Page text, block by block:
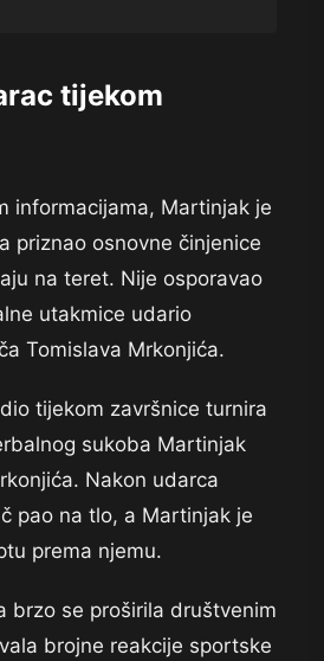
tijekom
informacijama, Martinjak je
priznao osnovne činjenice
na teret. Nije osporavao
utakmice udario
Tomislava Mrkonjića.
tijekom završnice turnira
sukoba Martinjak
Nakon udarca
pao na tlo, a Martinjak je
prema njemu.
brzo se proširila društvenim
brojne reakcije sportske